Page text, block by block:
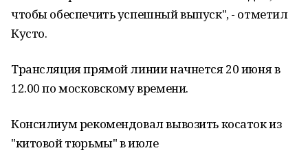
чтобы обеспечить успешный выпуск", - отметил
Кусто.
Трансляция прямой линии начнется 20 июня в
12.00 по московскому времени.
Консилиум рекомендовал вывозить косаток из
"китовой тюрьмы" в июле